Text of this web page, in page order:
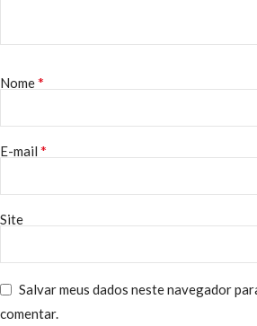
Nome*
E-mail *
Site
Salvar meus dados neste navegador
comentar.